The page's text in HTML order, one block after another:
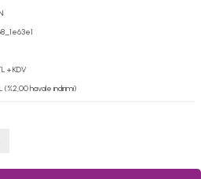
+ KDV
(%2,00 havale indirimi)